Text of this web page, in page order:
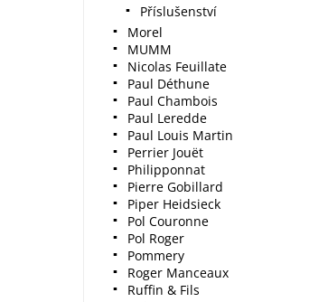
Příslušenství
Morel
MUMM
Nicolas Feuillate
Paul Déthune
Paul Chambois
Paul Leredde
Paul Louis Martin
Perrier Jouët
Philipponnat
Pierre Gobillard
Piper Heidsieck
Pol Couronne
Pol Roger
Pommery
Roger Manceaux
Ruffin & Fils